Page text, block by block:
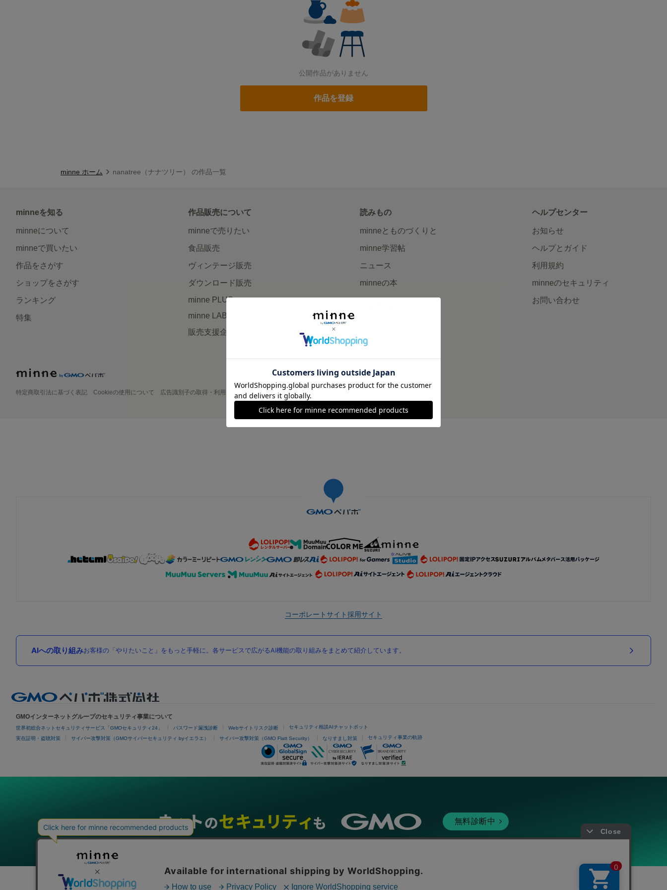
公開作品がありません
作品を登録
minne ホーム nanatree（ナナツリー） の作品一覧
minneを知る
minneについて
minneで買いたい
作品をさがす
ショップをさがす
ランキング
特集
作品販売について
minneで売りたい
食品販売
ヴィンテージ販売
ダウンロード販売
minne PLUS
minne LAB
販売支援企画・イベント
読みもの
minneとものづくりと
minne学習帖
ニュース
minneの本
大口注文について
ヘルプセンター
お知らせ
ヘルプとガイド
利用規約
minneのセキュリティ
お問い合わせ
特定商取引法に基づく表記 Cookieの使用について 広告識別子の取得・利用 プライバシーポリシー 会社概要
コーポレートサイト採用サイト
AIへの取り組みお客様の「やりたいこと」をもっと手軽に。各サービスで広がるAI機能の取り組みをまとめて紹介しています。
GMOインターネットグループのセキュリティ事業について
世界初総合ネットセキュリティサービス「GMOセキュリティ24」 パスワード漏洩診断 Webサイトリスク診断 セキュリティ相談AIチャットボット
実在証明・盗聴対策 サイバー攻撃対策（GMOサイバーセキュリティ byイエラエ） サイバー攻撃対策（GMO Flatt Security） なりすまし対策 セキュリティ事業の軌跡
無料診断中